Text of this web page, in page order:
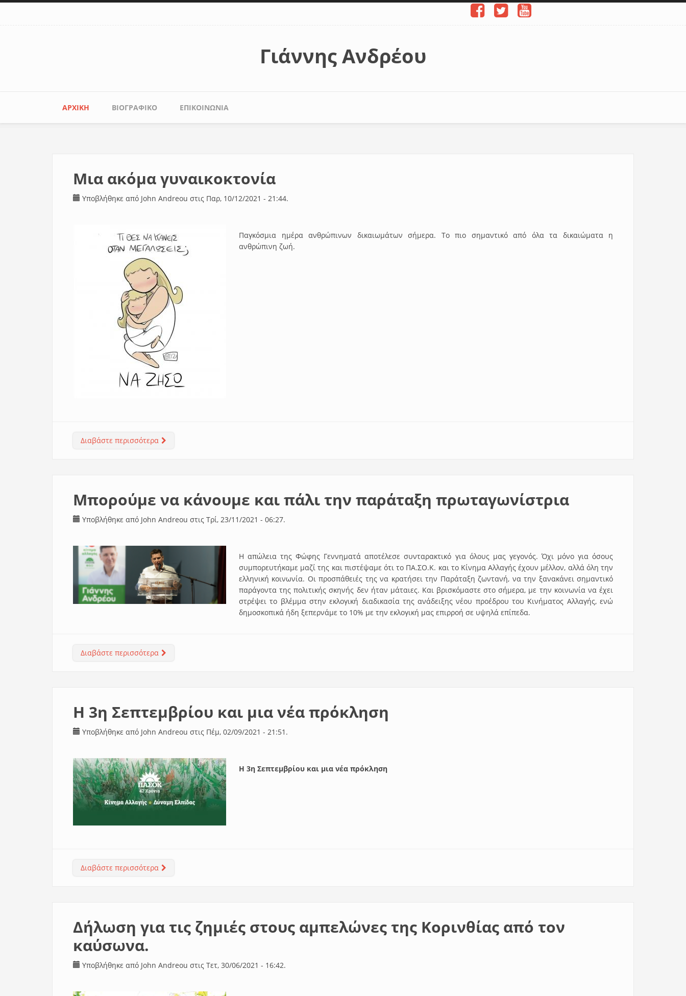
Παράκαμψη προς το κυρίως περιεχόμενο
Γιάννης Ανδρέου
Κύριο μενού
ΑΡΧΙΚΉ ΒΙΟΓΡΑΦΙΚΌ ΕΠΙΚΟΙΝΩΝΊΑ
Μια ακόμα γυναικοκτονία
Υποβλήθηκε από John Andreou στις Παρ, 10/12/2021 - 21:44.
Παγκόσμια ημέρα ανθρώπινων δικαιωμάτων σήμερα. Το πιο σημαντικό από όλα τα δικαιώματα η
ανθρώπινη ζωή.
Διαβάστε περισσότερα για Μια ακόμα γυναικοκτονία
Μπορούμε να κάνουμε και πάλι την παράταξη πρωταγωνίστρια
Υποβλήθηκε από John Andreou στις Τρί, 23/11/2021 - 06:27.
Η απώλεια της Φώφης Γεννηματά αποτέλεσε συνταρακτικό για όλους μας γεγονός. Όχι μόνο για όσους
συμπορευτήκαμε μαζί της και πιστέψαμε ότι το ΠΑ.ΣΟ.Κ. και το Κίνημα Αλλαγής έχουν μέλλον, αλλά όλη την
ελληνική κοινωνία. Οι προσπάθειές της να κρατήσει την Παράταξη ζωντανή, να την ξανακάνει σημαντικό
παράγοντα της πολιτικής σκηνής δεν ήταν μάταιες. Και βρισκόμαστε στο σήμερα, με την κοινωνία να έχει
στρέψει το βλέμμα στην εκλογική διαδικασία της ανάδειξης νέου προέδρου του Κινήματος Αλλαγής, ενώ
δημοσκοπικά ήδη ξεπερνάμε το 10% με την εκλογική μας επιρροή σε υψηλά επίπεδα.
Διαβάστε περισσότερα για Μπορούμε να κάνουμε και πάλι την παράταξη πρωταγωνίστρια
Η 3η Σεπτεμβρίου και μια νέα πρόκληση
Υποβλήθηκε από John Andreou στις Πέμ, 02/09/2021 - 21:51.
Η 3η Σεπτεμβρίου και μια νέα πρόκληση
Διαβάστε περισσότερα για Η 3η Σεπτεμβρίου και μια νέα πρόκληση
Δήλωση για τις ζημιές στους αμπελώνες της Κορινθίας από τον
καύσωνα.
Υποβλήθηκε από John Andreou στις Τετ, 30/06/2021 - 16:42.